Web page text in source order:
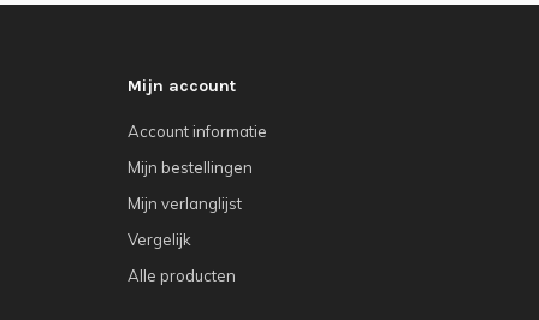
Mijn account
Account informatie
Mijn bestellingen
Mijn verlanglijst
Vergelijk
Alle producten